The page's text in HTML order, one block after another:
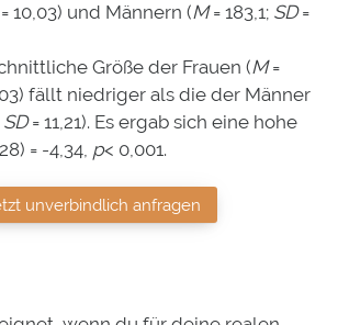
10,03) und Männern (M= 183,1; SD=
Größe der Frauen (M=
fällt niedriger als die der Männer
SD= 11,21). Es ergab sich eine hohe
= -4,34, p< 0,001.
unverbindlich anfragen